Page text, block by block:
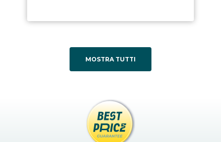
MOSTRA TUTTI